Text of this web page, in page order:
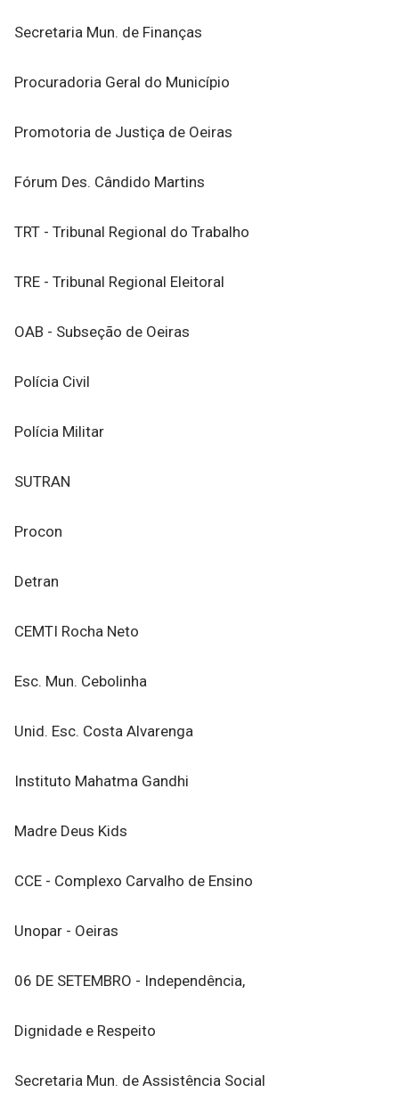
Secretaria Mun. de Finanças
Procuradoria Geral do Município
Promotoria de Justiça de Oeiras
Fórum Des. Cândido Martins
TRT - Tribunal Regional do Trabalho
TRE - Tribunal Regional Eleitoral
OAB - Subseção de Oeiras
Polícia Civil
Polícia Militar
SUTRAN
Procon
Detran
CEMTI Rocha Neto
Esc. Mun. Cebolinha
Unid. Esc. Costa Alvarenga
Instituto Mahatma Gandhi
Madre Deus Kids
CCE - Complexo Carvalho de Ensino
Unopar - Oeiras
06 DE SETEMBRO - Independência,
Dignidade e Respeito
Secretaria Mun. de Assistência Social